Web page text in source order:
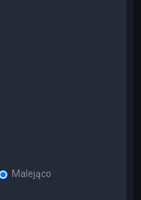
Malejąco